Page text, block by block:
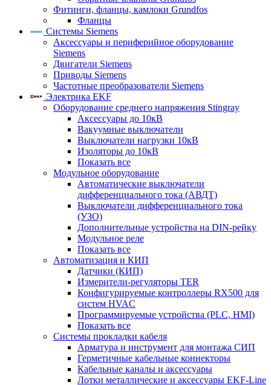
Фитинги, фланцы, камлоки Grundfos
Фланцы
Системы Siemens
Аксессуары и периферийное оборудование
Siemens
Двигатели Siemens
Приводы Siemens
Частотные преобразователи Siemens
Электрика EKF
Оборудование среднего напряжения Stingray
Аксессуары до 10кВ
Вакуумные выключатели
Выключатели нагрузки 10кВ
Изоляторы до 10кВ
Показать все
Модульное оборудование
Автоматические выключатели
дифференциального тока (АВДТ)
Выключатели дифференциального тока
(УЗО)
Дополнительные устройства на DIN-рейку
Модульное реле
Показать все
Автоматизация и КИП
Датчики (КИП)
Измерители-регуляторы TER
Конфигурируемые контроллеры RX500 для
систем HVAC
Программируемые устройства (PLC, HMI)
Показать все
Системы прокладки кабеля
Арматура и инструмент для монтажа СИП
Герметичные кабельные коннекторы
Кабельные каналы и аксессуары
Лотки металлические и аксессуары EKF-Line